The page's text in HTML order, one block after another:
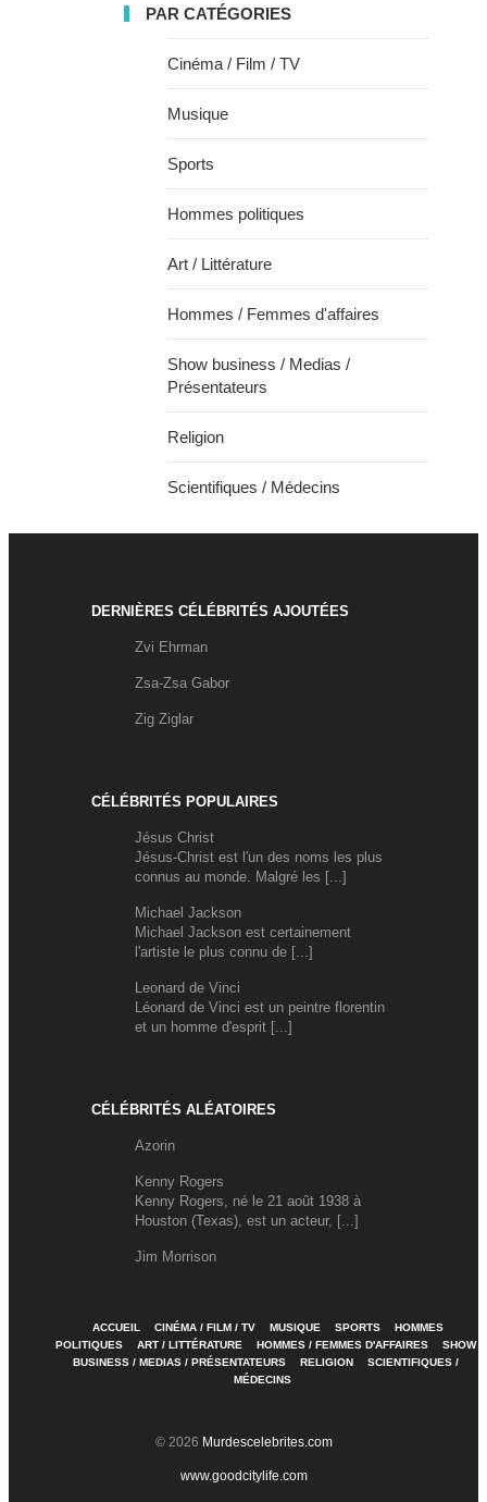
PAR CATÉGORIES
Cinéma / Film / TV
Musique
Sports
Hommes politiques
Art / Littérature
Hommes / Femmes d'affaires
Show business / Medias /
Présentateurs
Religion
Scientifiques / Médecins
DERNIÈRES CÉLÉBRITÉS AJOUTÉES
Zvi Ehrman
Zsa-Zsa Gabor
Zig Ziglar
CÉLÉBRITÉS POPULAIRES
Jésus Christ
Jésus-Christ est l'un des noms les plus
connus au monde. Malgré les [...]
Michael Jackson
Michael Jackson est certainement
l'artiste le plus connu de [...]
Leonard de Vinci
Léonard de Vinci est un peintre florentin
et un homme d'esprit [...]
CÉLÉBRITÉS ALÉATOIRES
Azorin
Kenny Rogers
Kenny Rogers, né le 21 août 1938 à
Houston (Texas), est un acteur, [...]
Jim Morrison
ACCUEIL CINÉMA / FILM / TV MUSIQUE SPORTS
HOMMES
POLITIQUES
ART / LITTÉRATURE HOMMES / FEMMES D'AFFAIRES
SHOW
BUSINESS / MEDIAS / PRÉSENTATEURS
RELIGION
SCIENTIFIQUES /
MÉDECINS
© 2026 Murdescelebrites.com
www.goodcitylife.com